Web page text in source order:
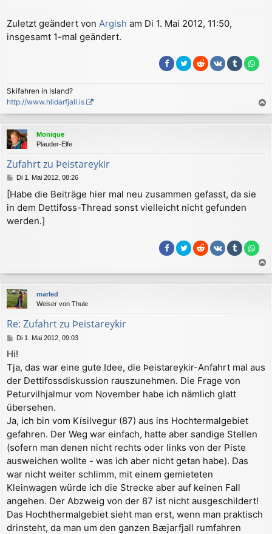
Zuletzt geändert von Argish am Di 1. Mai 2012, 11:50,
insgesamt 1-mal geändert.
Skifahren in Island?
http://www.hlidarfjall.is
a
c
Monique
Plauder-Elfe
Zufahrt zu Þeistareykir
B
i
t
a
Di 1. Mai 2012, 08:26
[Habe die Beiträge hier mal neu zusammen gefasst, da sie
in dem Dettifoss-Thread sonst vielleicht nicht gefunden
werden.]
a
c
marled
Weiser von Thule
Re: Zufahrt zu Þeistareykir
B
i
t
a
g
Di 1. Mai 2012, 09:03
Hi!
Tja, das war eine gute Idee, die Þeistareykir-Anfahrt mal aus
der Dettifossdiskussion rauszunehmen. Die Frage von
Peturvilhjalmur vom November habe ich nämlich glatt
übersehen.
Ja, ich bin vom Kísilvegur (87) aus ins Hochtermalgebiet
gefahren. Der Weg war einfach, hatte aber sandige Stellen
(sofern man denen nicht rechts oder links von der Piste
ausweichen wollte - was ich aber nicht getan habe). Das
war nicht weiter schlimm, mit einem gemieteten
Kleinwagen würde ich die Strecke aber auf keinen Fall
angehen. Der Abzweig von der 87 ist nicht ausgeschildert!
Das Hochthermalgebiet sieht man erst, wenn man praktisch
drinsteht, da man um den ganzen Bæjarfjall rumfahren